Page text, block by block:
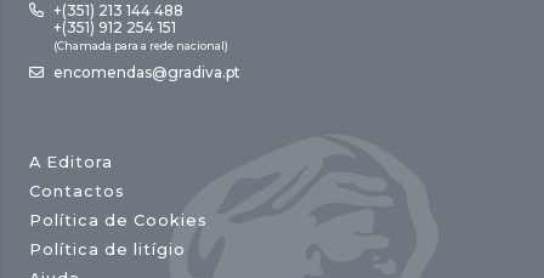
+(351) 213 144 488
+(351) 912 254 151
(Chamada para a rede nacional)
encomendas@gradiva.pt
A Editora
Contactos
Política de Cookies
Política de litígio